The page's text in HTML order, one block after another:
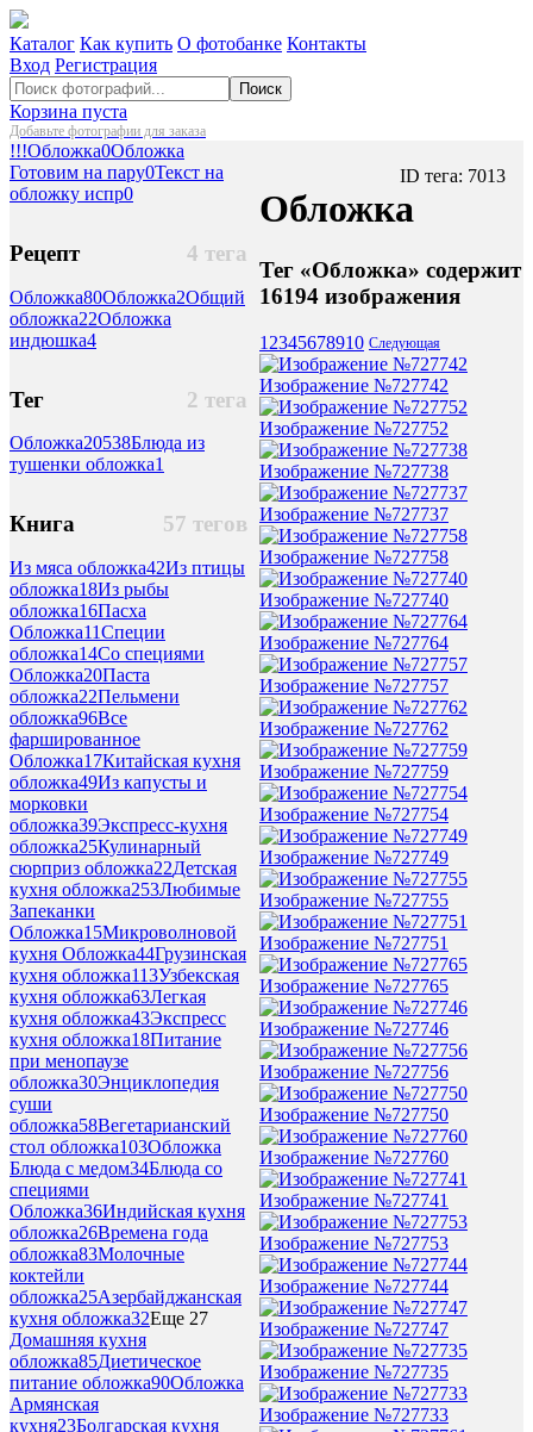
Каталог Как купить О фотобанке Контакты
Вход Регистрация
Поиск
Корзина пуста
Добавьте фотографии для заказа
!!!Обложка0Обложка
Готовим на пару0Текст на
обложку испр0
4 тега
Рецепт
Обложка80Обложка2Общий
обложка22Обложка
индюшка4
2 тега
Тег
Обложка20538Блюда из
тушенки обложка1
57 тегов
Книга
Из мяса обложка42Из птицы
обложка18Из рыбы
обложка16Пасха
Обложка11Специи
обложка14Со специями
Обложка20Паста
обложка22Пельмени
обложка96Все
фаршированное
Обложка17Китайская кухня
обложка49Из капусты и
морковки
обложка39Экспресс-кухня
обложка25Кулинарный
сюрприз обложка22Детская
кухня обложка253Любимые
Запеканки
Обложка15Микроволновой
кухня Обложка44Грузинская
кухня обложка113Узбекская
кухня обложка63Легкая
кухня обложка43Экспресс
кухня обложка18Питание
при менопаузе
обложка30Энциклопедия
суши
обложка58Вегетарианский
стол обложка103Обложка
Блюда с медом34Блюда со
специями
Обложка36Индийская кухня
обложка26Времена года
обложка83Молочные
коктейли
обложка25Азербайджанская
кухня обложка32Еще 27
Домашняя кухня
обложка85Диетическое
питание обложка90Обложка
Армянская
кухня23Болгарская кухня
ID тега: 7013
Обложка
Тег «Обложка» содержит
16194 изображения
1 2345678910 Следующая
Изображение №727742
Изображение №727752
Изображение №727738
Изображение №727737
Изображение №727758
Изображение №727740
Изображение №727764
Изображение №727757
Изображение №727762
Изображение №727759
Изображение №727754
Изображение №727749
Изображение №727755
Изображение №727751
Изображение №727765
Изображение №727746
Изображение №727756
Изображение №727750
Изображение №727760
Изображение №727741
Изображение №727753
Изображение №727744
Изображение №727747
Изображение №727735
Изображение №727733